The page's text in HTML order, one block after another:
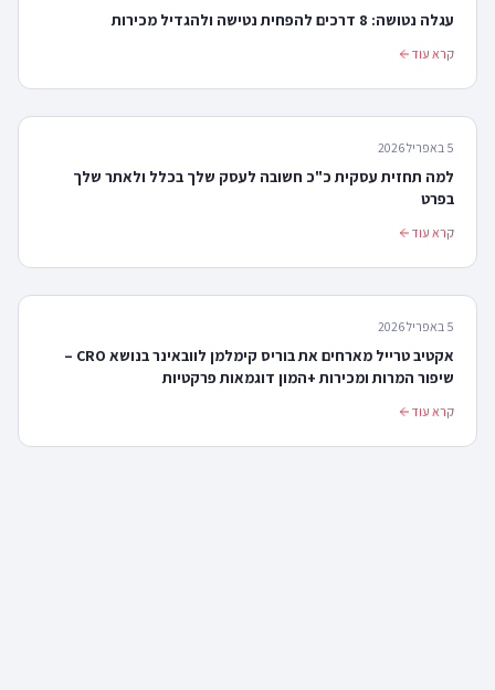
עגלה נטושה: 8 דרכים להפחית נטישה ולהגדיל מכירות
קרא עוד
5 באפריל 2026
למה תחזית עסקית כ"כ חשובה לעסק שלך בכלל ולאתר שלך
בפרט
קרא עוד
5 באפריל 2026
אקטיב טרייל מארחים את בוריס קימלמן לוובאינר בנושא CRO –
שיפור המרות ומכירות +המון דוגמאות פרקטיות
קרא עוד